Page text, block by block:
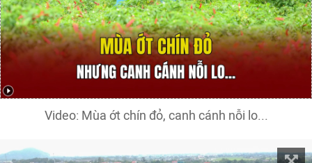
Video: Mùa ớt chín đỏ, canh cánh nỗi lo...